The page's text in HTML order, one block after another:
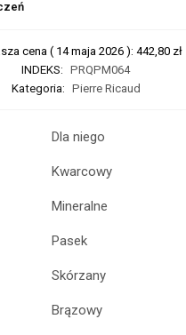
cena ( 14 maja 2026 ): 442,80 zł
INDEKS: PRQPM064
Kategoria: Pierre Ricaud
Dla niego
Kwarcowy
Mineralne
Pasek
Skórzany
Brązowy